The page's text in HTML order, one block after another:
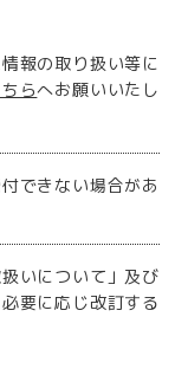
報の取り扱い等に
らへお願いいたし
できない場合があ
いについて」及び
要に応じ改訂する